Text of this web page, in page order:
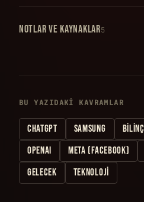
NOTLAR VE KAYNAKLAR5
BU YAZIDAKI KAVRAMLAR
CHATGPT SAMSUNG BILINÇ
OPENAI
META (FACEBOOK)
GELECEK
TEKNOLOJI